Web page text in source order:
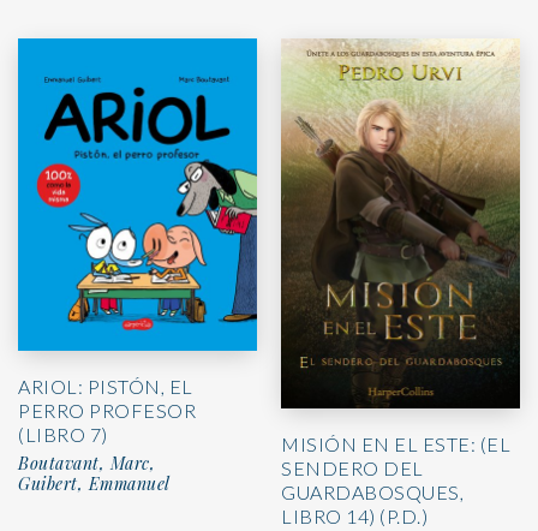
ARIOL: PISTÓN, EL
PERRO PROFESOR
(LIBRO 7)
Boutavant, Marc,
Guibert, Emmanuel
MISIÓN EN EL ESTE: (EL
SENDERO DEL
GUARDABOSQUES,
LIBRO 14) (P.D.)